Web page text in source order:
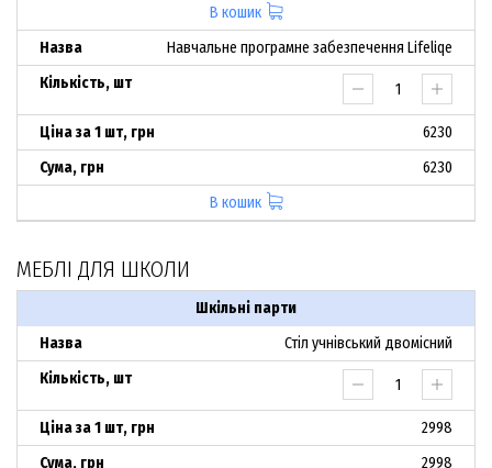
В кошик
Навчальне програмне забезпечення Lifeliqe
6230
6230
В кошик
МЕБЛІ ДЛЯ ШКОЛИ
Шкільні парти
Стіл учнівський двомісний
2998
2998